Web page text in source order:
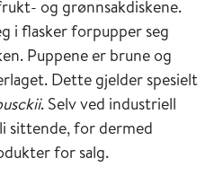
og grønnsakdiskene.
i flasker forpupper seg
Puppene er brune og
Dette gjelder spesielt
. Selv ved industriell
sittende, for dermed
for salg.